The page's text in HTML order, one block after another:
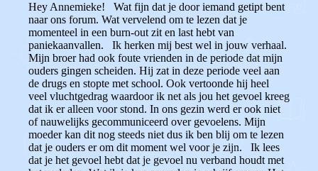
Hey Annemieke! Wat fijn dat je door iemand getipt bent
naar ons forum. Wat vervelend om te lezen dat je
momenteel in een burn-out zit en last hebt van
paniekaanvallen. Ik herken mij best wel in jouw verhaal.
Mijn broer had ook foute vrienden in de periode dat mijn
ouders gingen scheiden. Hij zat in deze periode veel aan
de drugs en stopte met school. Ook vertoonde hij heel
veel vluchtgedrag waardoor ik net als jou het gevoel kreeg
dat ik er alleen voor stond. In ons gezin werd er ook niet
of nauwelijks gecommuniceerd over gevoelens. Mijn
moeder kan dit nog steeds niet dus ik ben blij om te lezen
dat je ouders er om dit moment wel voor je zijn. Ik lees
dat je het gevoel hebt dat je gevoel nu verband houdt met